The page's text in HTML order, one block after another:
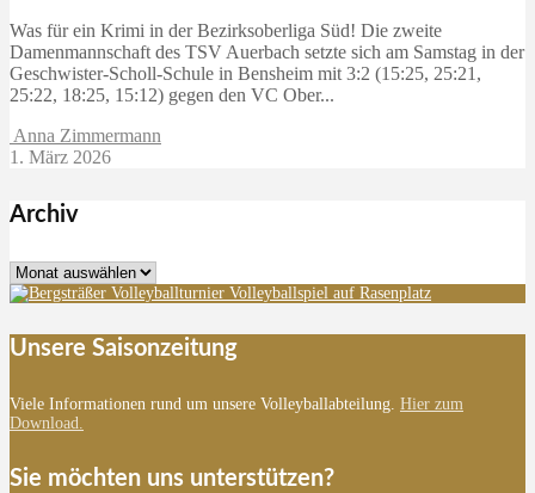
Was für ein Krimi in der Bezirksoberliga Süd! Die zweite
Damenmannschaft des TSV Auerbach setzte sich am Samstag in der
Geschwister-Scholl-Schule in Bensheim mit 3:2 (15:25, 25:21,
25:22, 18:25, 15:12) gegen den VC Ober...
Anna Zimmermann
1. März 2026
Archiv
Archiv
Unsere Saisonzeitung
Viele Informationen rund um unsere Volleyballabteilung. Hier zum
Download.
Sie möchten uns unterstützen?